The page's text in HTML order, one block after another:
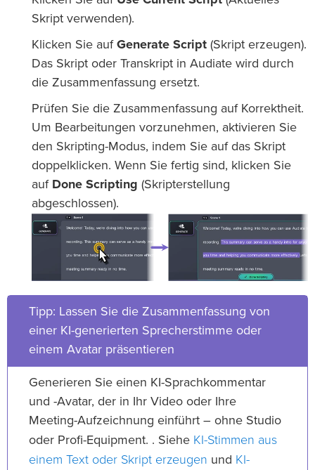
Skript verwenden).
Klicken Sie auf Generate Script (Skript erzeugen).
Das Skript oder Transkript in Audiate wird durch
die Zusammenfassung ersetzt.
Prüfen Sie die Zusammenfassung auf Korrektheit.
Um Bearbeitungen vorzunehmen, aktivieren Sie
den Skripting-Modus, indem Sie auf das Skript
doppelklicken. Wenn Sie fertig sind, klicken Sie
auf Done Scripting (Skripterstellung
abgeschlossen).
Tipp: Lassen Sie die Zusammenfassung von
einer KI-generierten Sprecherstimme oder
einem Avatar präsentieren
Generieren Sie einen KI-Sprachkommentar
und -Avatar, der in Ihr Video oder Ihre
Meeting-Aufzeichnung einführt – ohne Studio
oder Profi-Equipment. . Siehe KI-Stimmen aus
einem Text oder Skript erzeugen und KI-